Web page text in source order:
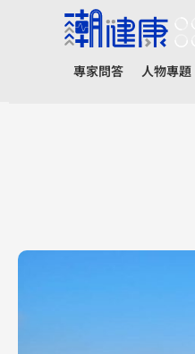
專家問答 人物專題